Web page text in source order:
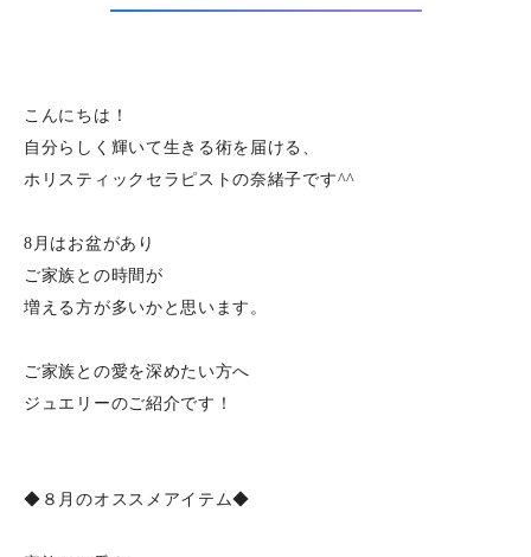
こんにちは！
自分らしく輝いて生きる術を届ける、
ホリスティックセラピストの奈緒子です^^
8月はお盆があり
ご家族との時間が
増える方が多いかと思います。
ご家族との愛を深めたい方へ
ジュエリーのご紹介です！
◆８月のオススメアイテム◆